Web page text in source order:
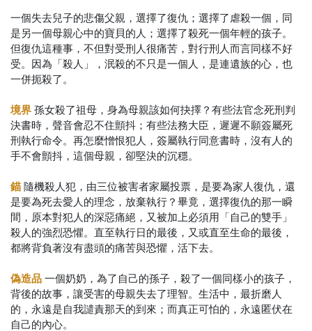
一個失去兒子的悲傷父親，選擇了復仇；選擇了虐殺一個，同
是另一個母親心中的寶貝的人；選擇了殺死一個年輕的孩子。
但復仇這種事，不但對受刑人很痛苦，對行刑人而言同樣不好
受。因為「殺人」，泯殺的不只是一個人，是連遺族的心，也
一併扼殺了。
境界 孫女殺了祖母，身為母親該如何抉擇？有些法官念死刑判
決書時，聲音會忍不住顫抖；有些法務大臣，遲遲不願簽屬死
刑執行命令。再怎麼憎恨犯人，簽屬執行同意書時，沒有人的
手不會顫抖，這個母親，卻堅決的沉穩。
錨 隨機殺人犯，由三位被害者家屬投票，是要為家人復仇，還
是要為死去愛人的理念，放棄執行？畢竟，選擇復仇的那一瞬
間，原本對犯人的深惡痛絕，又被加上必須用「自己的雙手」
殺人的強烈恐懼。直至執行日的最後，又或直至生命的最後，
都將背負著沒有盡頭的痛苦與恐懼，活下去。
偽造品 一個奶奶，為了自己的孫子，殺了一個同樣小的孩子，
背後的故事，讓受害的母親失去了理智。生活中，最折磨人
的，永遠是自我譴責那天的到來；而真正可怕的，永遠匿伏在
自己的內心。